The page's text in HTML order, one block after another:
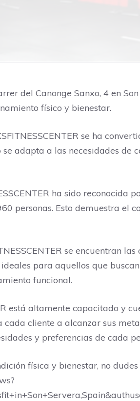
del Canonge Sanxo, 4 en
físico y bienestar.
se ha
adapta a las necesidades de
ha sido reconocida
personas. Esto demuestra el
se encuentran
para aquellos que
funcional.
está altamente capacitado y
cliente a alcanzar sus
y preferencias de cada
física y bienestar, no